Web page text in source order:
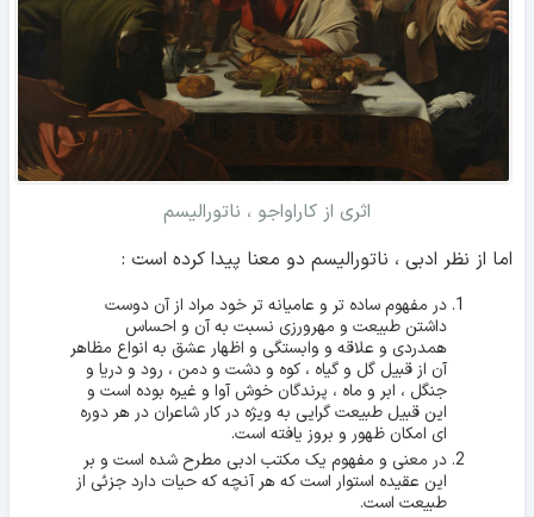
اثری از کاراواجو ، ناتورالیسم
اما از نظر ادبی ، ناتورالیسم دو معنا پیدا کرده است :
در مفهوم ساده تر و عامیانه تر خود مراد از آن دوست
داشتن طبیعت و مهرورزی نسبت به آن و احساس
همدردی و علاقه و وابستگی و اظهار عشق به انواع مظاهر
آن از قبیل گل و گیاه ، کوه و دشت و دمن ، رود و دریا و
جنگل ، ابر و ماه ، پرندگان خوش آوا و غیره بوده است و
این قبیل طبیعت گرایی به ویژه در کار شاعران در هر دوره
ای امکان ظهور و بروز یافته است.
در معنی و مفهوم یک مکتب ادبی مطرح شده است و بر
این عقیده استوار است که هر آنچه که حیات دارد جزئی از
طبیعت است.